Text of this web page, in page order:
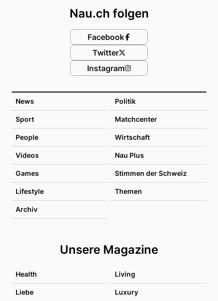
News Politik
Sport Matchcenter
People Wirtschaft
Videos Nau Plus
Games Stimmen der Schweiz
Lifestyle Themen
Archiv
Unsere Magazine
Health Living
Liebe Luxury
Nau.ch folgen
Facebook
Twitter
Instagram